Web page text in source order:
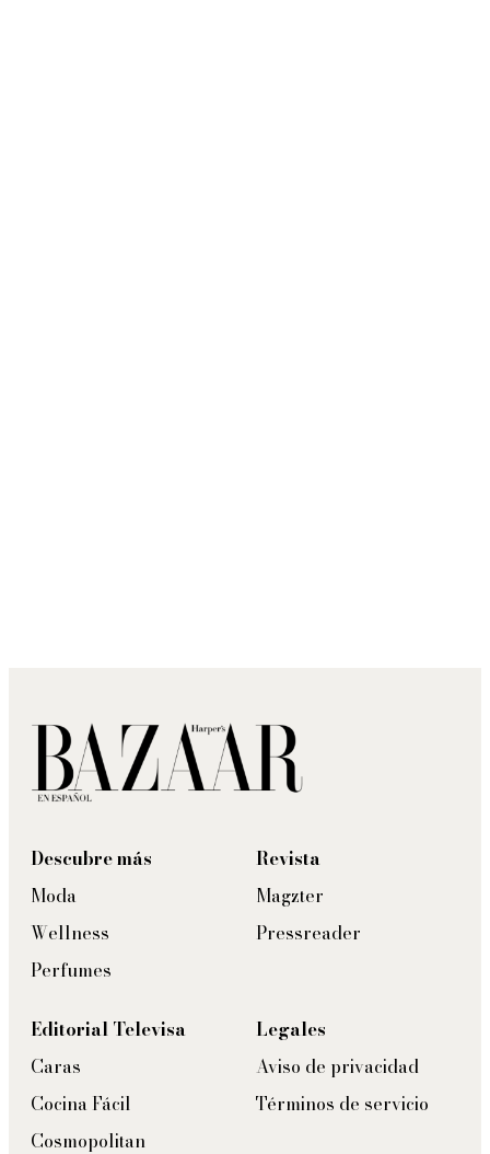
Descubre más
Moda
Wellness
Perfumes
Revista
Magzter
Pressreader
Editorial Televisa
Caras
Cocina Fácil
Cosmopolitan
Legales
Aviso de privacidad
Términos de servicio